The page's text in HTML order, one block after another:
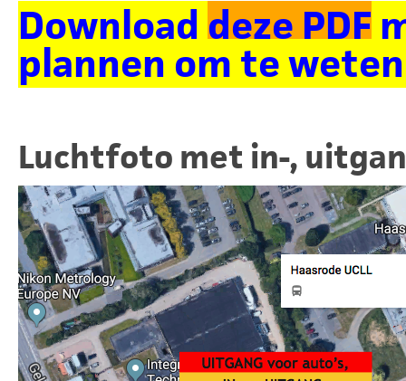
Download deze PDF
plannen om te
Luchtfoto met in-,